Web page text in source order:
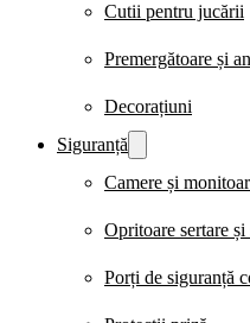
Cutii pentru jucării
Premergătoare și
Decorațiuni
Siguranță
Camere și
Opritoare sertare
Porți de siguranță